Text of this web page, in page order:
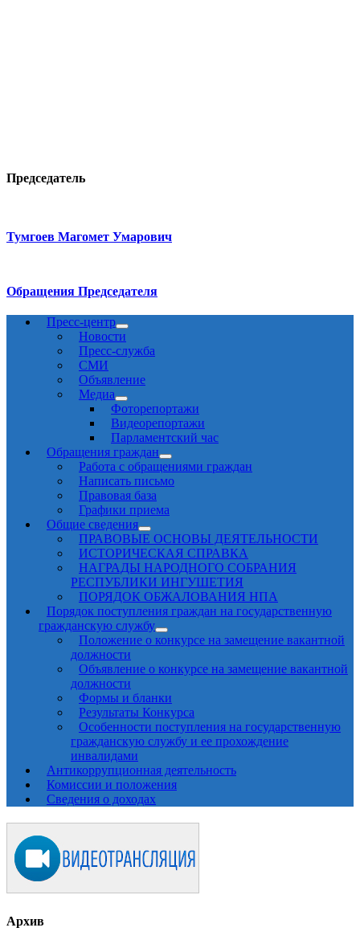
Председатель
Тумгоев Магомет Умарович
Обращения Председателя
Пресс-центр
Новости
Пресс-служба
СМИ
Объявление
Медиа
Фоторепортажи
Видеорепортажи
Парламентский час
Обращения граждан
Работа с обращениями граждан
Написать письмо
Правовая база
Графики приема
Общие сведения
ПРАВОВЫЕ ОСНОВЫ ДЕЯТЕЛЬНОСТИ
ИСТОРИЧЕСКАЯ СПРАВКА
НАГРАДЫ НАРОДНОГО СОБРАНИЯ
РЕСПУБЛИКИ ИНГУШЕТИЯ
ПОРЯДОК ОБЖАЛОВАНИЯ НПА
Порядок поступления граждан на государственную
гражданскую службу
Положение о конкурсе на замещение вакантной
должности
Объявление о конкурсе на замещение вакантной
должности
Формы и бланки
Результаты Конкурса
Особенности поступления на государственную
гражданскую службу и ее прохождение
инвалидами
Антикоррупционная деятельность
Комиссии и положения
Сведения о доходах
Архив